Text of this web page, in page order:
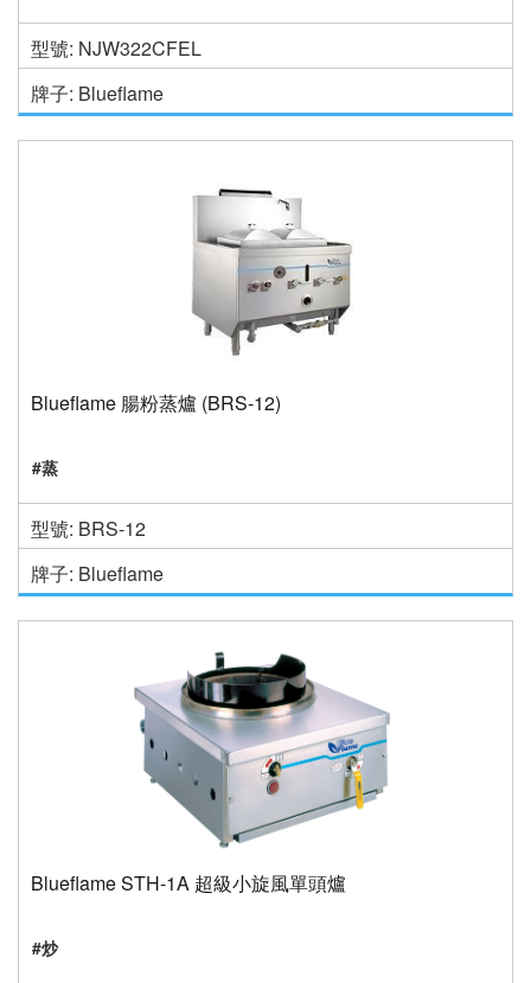
型號: NJW322CFEL
牌子: Blueflame
Blueflame 腸粉蒸爐 (BRS-12)
#蒸
型號: BRS-12
牌子: Blueflame
Blueflame STH-1A 超級小旋風單頭爐
#炒